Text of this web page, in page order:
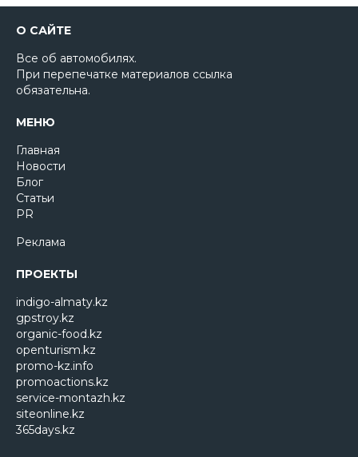
О САЙТЕ
Все об автомобилях.
При перепечатке материалов ссылка
обязательна.
МЕНЮ
Главная
Новости
Блог
Статьи
PR
Реклама
ПРОЕКТЫ
indigo-almaty.kz
gpstroy.kz
organic-food.kz
openturism.kz
promo-kz.info
promoactions.kz
service-montazh.kz
siteonline.kz
365days.kz